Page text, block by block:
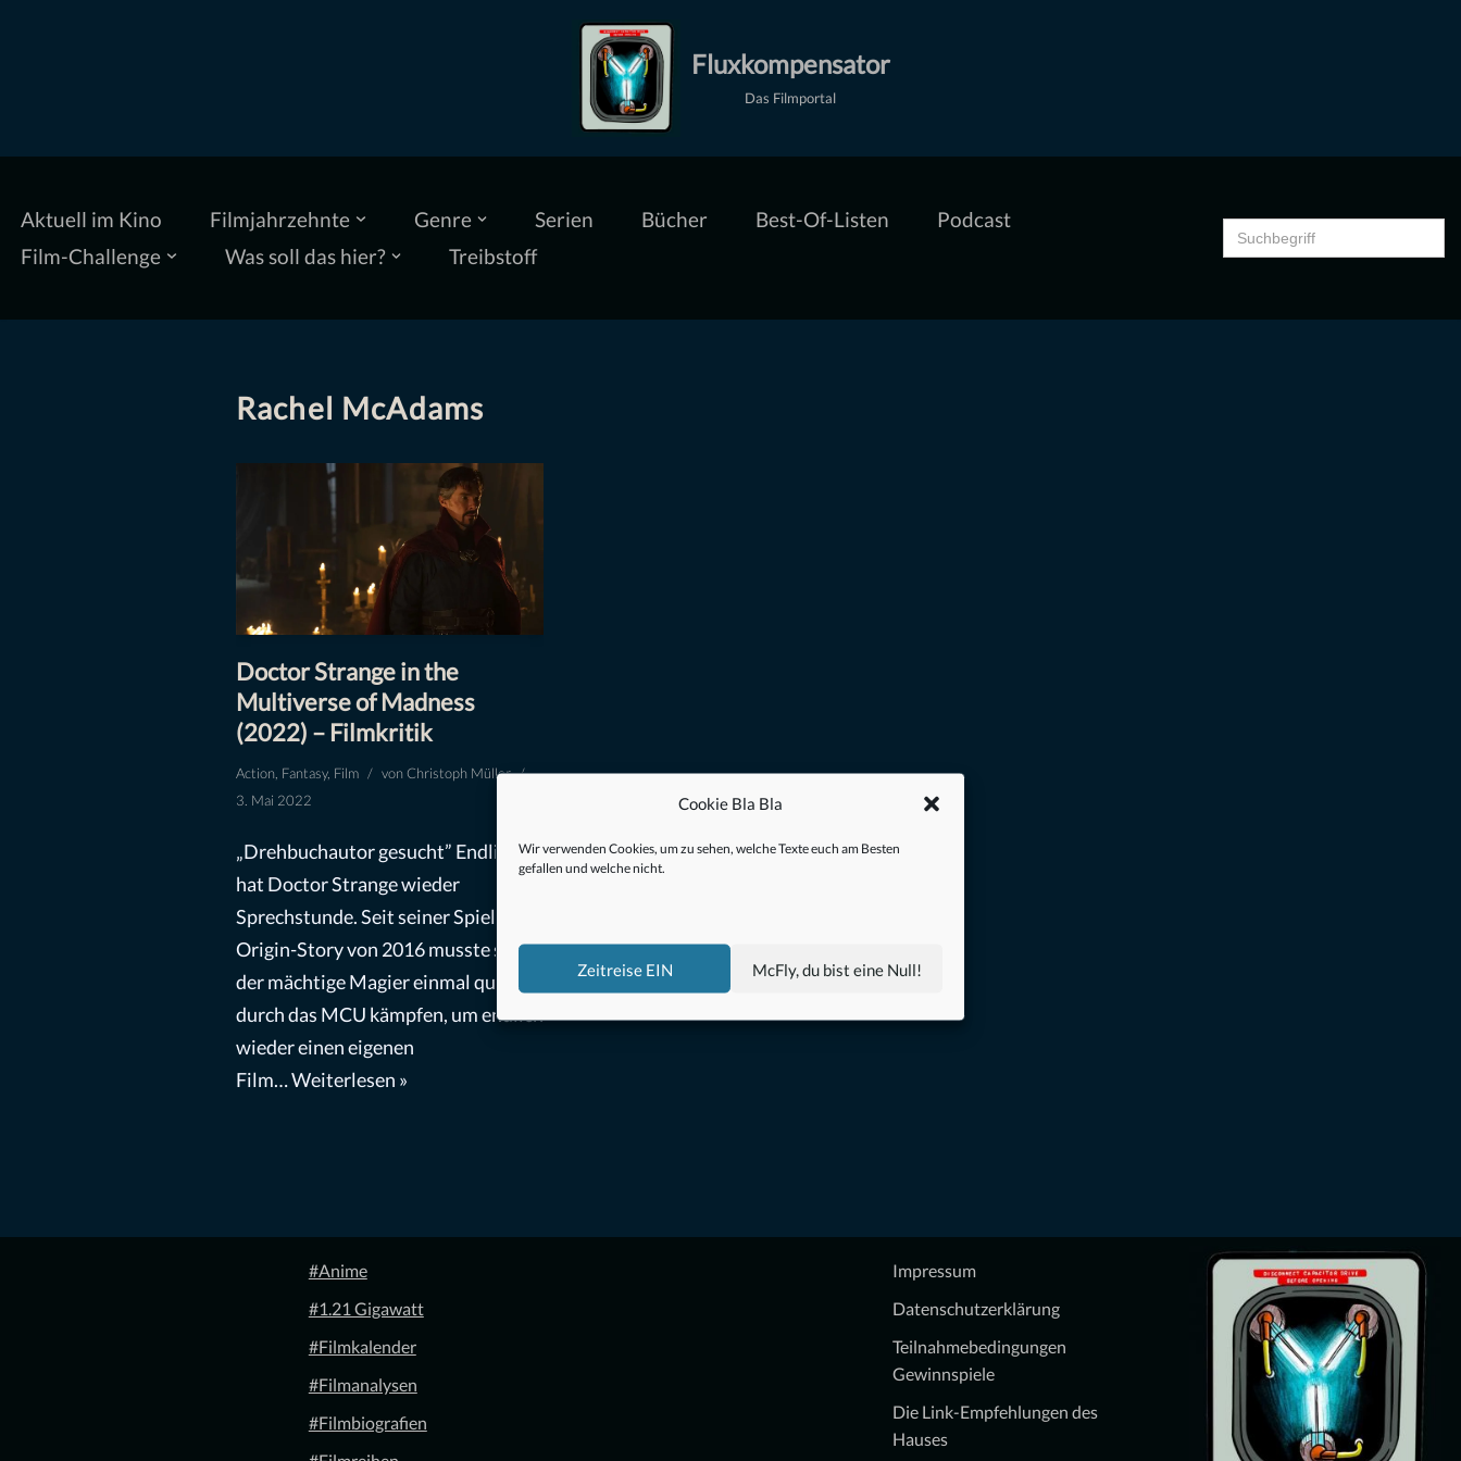
Cookie Bla Bla
Wir verwenden Cookies, um zu sehen, welche Texte euch am Besten
gefallen und welche nicht.
Zeitreise EIN McFly, du bist eine Null!
Fluxkompensator
Das Filmportal
Aktuell im Kino Filmjahrzehnte Genre Serien Bücher Best-Of-Listen
Podcast
Film-Challenge
Was soll das hier? Treibstoff
Search
for:
Rachel McAdams
Doctor Strange in the
Multiverse of Madness
(2022) – Filmkritik
Action, Fantasy, Film vonChristoph Müller
3. Mai 2022
„Drehbuchautor gesucht” Endlich
hat Doctor Strange wieder
Sprechstunde. Seit seiner Spielfilm-
Origin-Story von 2016 musste sich
der mächtige Magier einmal quer
durch das MCU kämpfen, um endlich
wieder einen eigenen
Film…Weiterlesen »
#Anime
#1.21 Gigawatt
#Filmkalender
#Filmanalysen
#Filmbiografien
Impressum
Datenschutzerklärung
Teilnahmebedingungen
Gewinnspiele
Die Link-Empfehlungen des
Hauses